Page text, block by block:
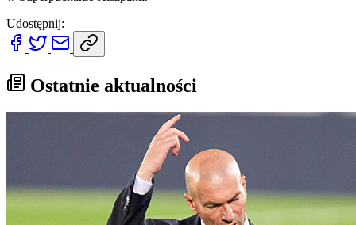
Udostępnij:
Ostatnie aktualności